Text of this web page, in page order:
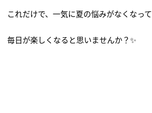
これだけで、一気に夏の悩みがなくなって
毎日が楽しくなると思いませんか？✨